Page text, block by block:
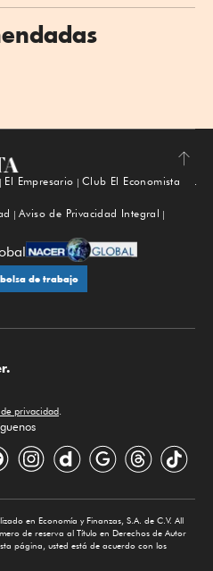
Subir
El Empresario
Club El Economista
Aviso de Privacidad Integral
de trabajo
privacidad.
en Economía y Finanzas, S.A. de C.V. All
de reserva al Título en Derechos de Autor
página, usted está de acuerdo con los